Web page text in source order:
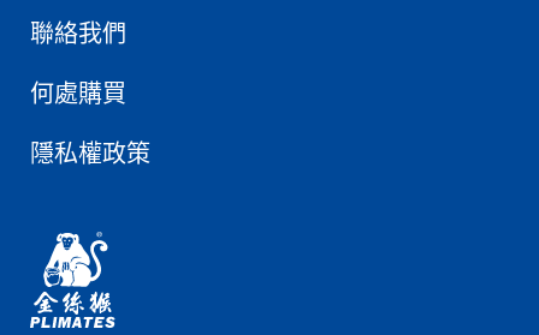
聯絡我們
何處購買
隱私權政策